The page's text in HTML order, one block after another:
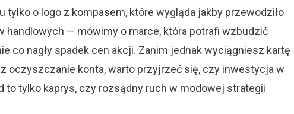
tylko o logo z kompasem, które wygląda jakby przewodziło
handlowych — mówimy o marce, która potrafi wzbudzić
co nagły spadek cen akcji. Zanim jednak wyciągniesz kartę
oczyszczanie konta, warto przyjrzeć się, czy inwestycja w
to tylko kaprys, czy rozsądny ruch w modowej strategii